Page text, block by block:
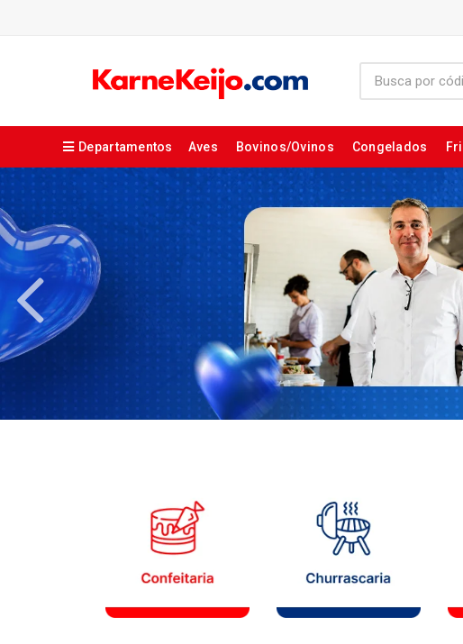
Departamentos Aves Bovinos/Ovinos Congelados